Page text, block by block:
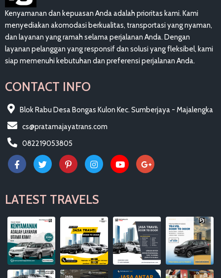
Kenyamanan dan kepuasan Anda adalah prioritas kami. Kami
menyediakan akomodasi berkualitas, transportasi yang nyaman,
dan layanan yang ramah selama perjalanan Anda. Dengan
layanan pelanggan yang responsif dan solusi yang fleksibel, kami
siap memenuhi kebutuhan dan preferensi perjalanan Anda.
CONTACT INFO
Blok Rabu Desa Bongas Kulon Kec. Sumberjaya - Majalengka
cs@pratamajayatrans.com
082219053805
LATEST TRAVELS